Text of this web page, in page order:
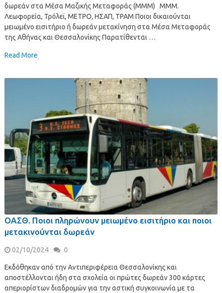
δωρεάν στα Μέσα Μαζικής Μεταφοράς (ΜΜΜ) ΜΜΜ.
Λεωφορεία, Τρόλεϊ, ΜΕΤΡΟ, ΗΣΑΠ, ΤΡΑΜ Ποιοι δικαιούνται
μειωμένο εισιτήριο ή δωρεάν μετακίνηση στα Μέσα Μεταφοράς
της Αθήνας και Θεσσαλονίκης Παρατίθενται …
Read More
ΟΑΣΘ. Ποιοι πληρώνουν μειωμένο εισιτήριο και ποιοι
μετακινούνται δωρεάν
02/10/2024 0
Εκδόθηκαν από την Αντιπεριφέρεια Θεσσαλονίκης και
αποστέλλονται ήδη στα σχολεία οι πρώτες δωρεάν 300 κάρτες
απεριορίστων διαδρομών για την αστική συγκοινωνία με τα